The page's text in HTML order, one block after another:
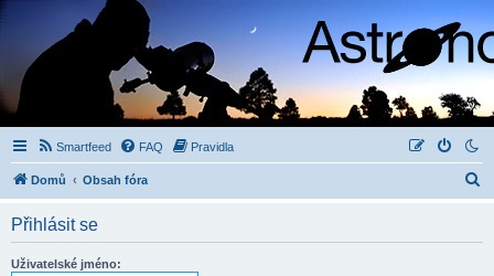
Smartfeed FAQ Pravidla
Domů Obsah fóra
Přihlásit se
Uživatelské jméno: